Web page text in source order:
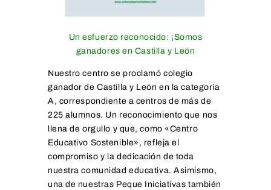
Un esfuerzo reconocido: ¡Somos
ganadores en Castilla y León
Nuestro centro se proclamó colegio
ganador de Castilla y León en la categoría
A, correspondiente a centros de más de
225 alumnos. Un reconocimiento que nos
llena de orgullo y que, como «Centro
Educativo Sostenible», refleja el
compromiso y la dedicación de toda
nuestra comunidad educativa. Asimismo,
una de nuestras Peque Iniciativas también